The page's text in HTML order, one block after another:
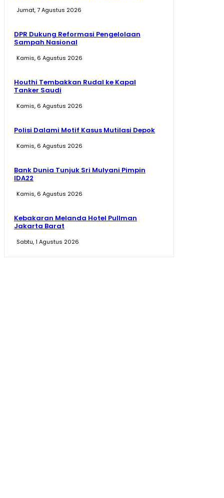
Jumat, 7 Agustus 2026
DPR Dukung Reformasi Pengelolaan
Sampah Nasional
Kamis, 6 Agustus 2026
Houthi Tembakkan Rudal ke Kapal
Tanker Saudi
Kamis, 6 Agustus 2026
Polisi Dalami Motif Kasus Mutilasi Depok
Kamis, 6 Agustus 2026
Bank Dunia Tunjuk Sri Mulyani Pimpin
IDA22
Kamis, 6 Agustus 2026
Kebakaran Melanda Hotel Pullman
Jakarta Barat
Sabtu, 1 Agustus 2026